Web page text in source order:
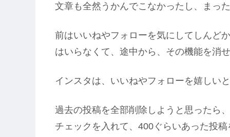
文章も全然うかんでこなかったし、まっ
前はいいねやフォローを気にしてしんど
はいらなくて、途中から、その機能を消
インスタは、いいねやフォローを嬉しい
過去の投稿を全部削除しようと思ったら
チェックを入れて、400ぐらいあった投